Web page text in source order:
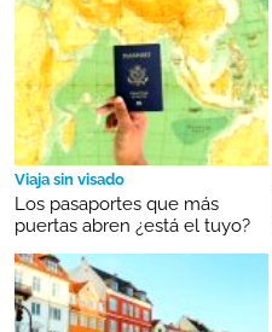
Viaja sin visado
Los pasaportes que más
puertas abren ¿está el tuyo?